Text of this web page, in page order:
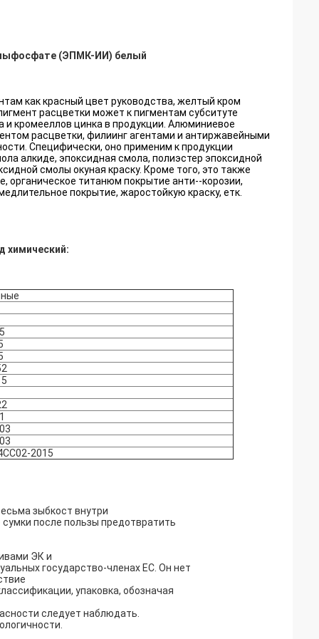
(ЭПМК-ИИ) белый
как красный цвет руководства, желтый кром
расцветки может к пигментам субситуте
кромееллов цинка в продукции. Алюминиевое
расцветки, филиинг агентами и антиржавейными
Специфически, оно применим к продукции
алкиде, эпоксидная смола, полиэстер эпоксидной
смолы окуная краску. Кроме того, это также
органическое титанюм покрытие анти--корозии,
покрытие, жаростойкую краску, етк.
химический:
2015
зыбкост внутри
после пользы предотвратить
ЭК и
государство-членах ЕС. Он нет
упаковка, обозначая
следует наблюдать.